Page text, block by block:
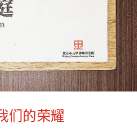
们的荣耀